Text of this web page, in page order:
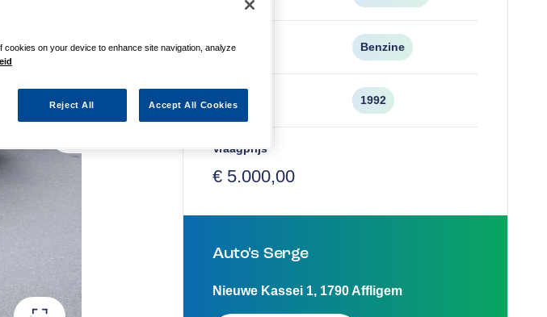
Brandstof Benzine
Bouwjaar 1992
Vraagprijs
€ 5.000,00
Auto's Serge
Nieuwe Kassei 1, 1790Affligem
cookies on your device to enhance site navigation, analyze
Reject All Accept All Cookies